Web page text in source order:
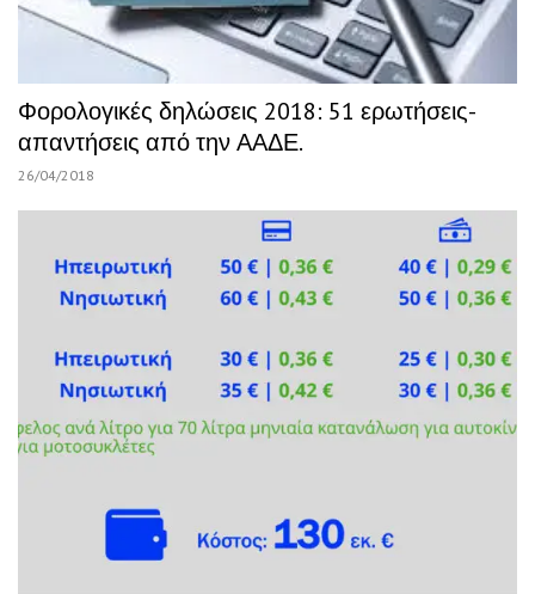
Φορολογικές δηλώσεις 2018: 51 ερωτήσεις-
απαντήσεις από την ΑΑΔΕ.
26/04/2018